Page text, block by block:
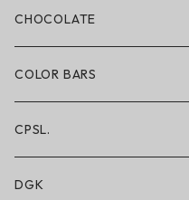
ボクサーブリーフ/ロング丈
ショートパンツ/2 IN 1
レギンス/フルレングス10分丈
水着/スイムウェア
CHOCOLATE
COLOR BARS
CPSL.
DGK